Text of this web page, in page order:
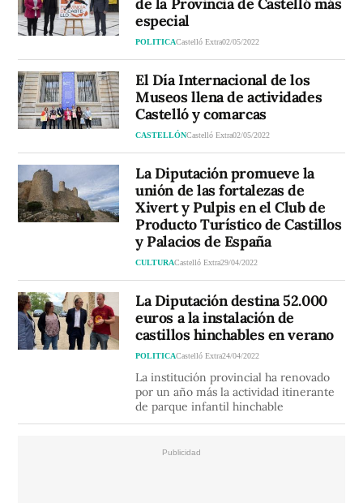
de la Provincia de Castelló más
especial
POLITICACastelló Extra02/05/2022
El Día Internacional de los
Museos llena de actividades
Castelló y comarcas
CASTELLÓNCastelló Extra02/05/2022
La Diputación promueve la
unión de las fortalezas de
Xivert y Pulpis en el Club de
Producto Turístico de Castillos
y Palacios de España
CULTURACastelló Extra29/04/2022
La Diputación destina 52.000
euros a la instalación de
castillos hinchables en verano
POLITICACastelló Extra24/04/2022
La institución provincial ha renovado
por un año más la actividad itinerante
de parque infantil hinchable